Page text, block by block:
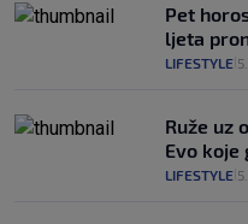
Pet
ljeta
LIFESTYLE
Ruže uz
Evo koje
LIFESTYLE